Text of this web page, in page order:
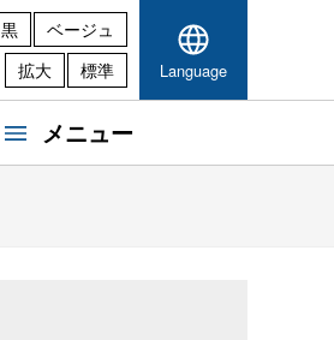
黒
ベージュ
拡大 標準 Language
メニュー